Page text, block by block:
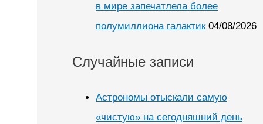
в мире запечатлела более
полумиллиона галактик 04/08/2026
Случайные записи
Астрономы отыскали самую
«чистую» на сегодняшний день